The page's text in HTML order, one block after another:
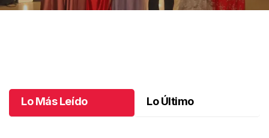
Lo Más Leído Lo Último